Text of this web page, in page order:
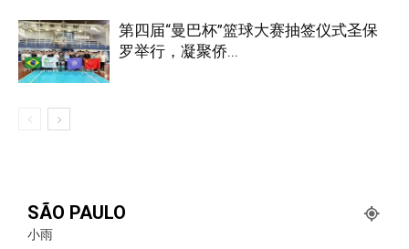
第四届“曼巴杯”篮球大赛抽签仪式圣保
罗举行，凝聚侨...
SÃO PAULO
小雨